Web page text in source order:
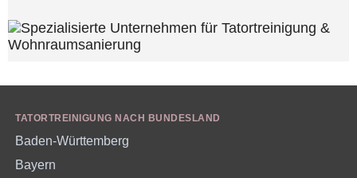
TATORTREINIGUNG NACH BUNDESLAND
Baden-Württemberg
Bayern